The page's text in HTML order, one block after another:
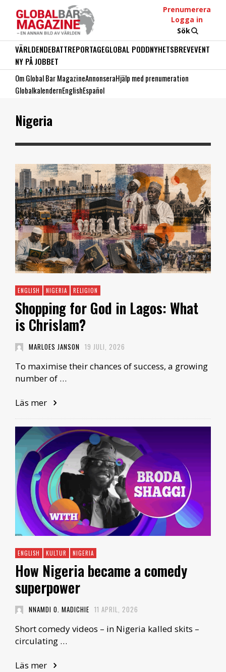
Prenumerera
Logga in
Sök
VÄRLDENDEBATTREPORTAGEGLOBAL PODDNYHETSBREVEVENT
NY PÅ JOBBET
Om Global Bar MagazineAnnonseraHjälp med prenumeration
GlobalkalendernEnglishEspañol
Nigeria
ENGLISH NIGERIA RELIGION
Shopping for God in Lagos: What
is Chrislam?
MARLOES JANSON 19 JULI, 2026
To maximise their chances of success, a growing
number of …
Läs mer
ENGLISH KULTUR NIGERIA
How Nigeria became a comedy
superpower
NNAMDI O. MADICHIE 11 APRIL, 2026
Short comedy videos – in Nigeria kalled skits –
circulating …
Läs mer